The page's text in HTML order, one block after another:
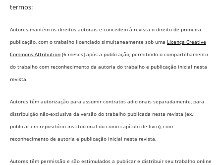
termos:
Autores mantém os direitos autorais e concedem à revista o direito de primeira
publicação, com o trabalho licenciado simultaneamente sob uma Licença Creative
Commons Attribution[6 meses] após a publicação, permitindo o compartilhamento
do trabalho com reconhecimento da autoria do trabalho e publicação inicial nesta
revista.
Autores têm autorização para assumir contratos adicionais separadamente, para
distribuição não-exclusiva da versão do trabalho publicada nesta revista (ex.:
publicar em repositório institucional ou como capítulo de livro), com
reconhecimento de autoria e publicação inicial nesta revista.
Autores têm permissão e são estimulados a publicar e distribuir seu trabalho online